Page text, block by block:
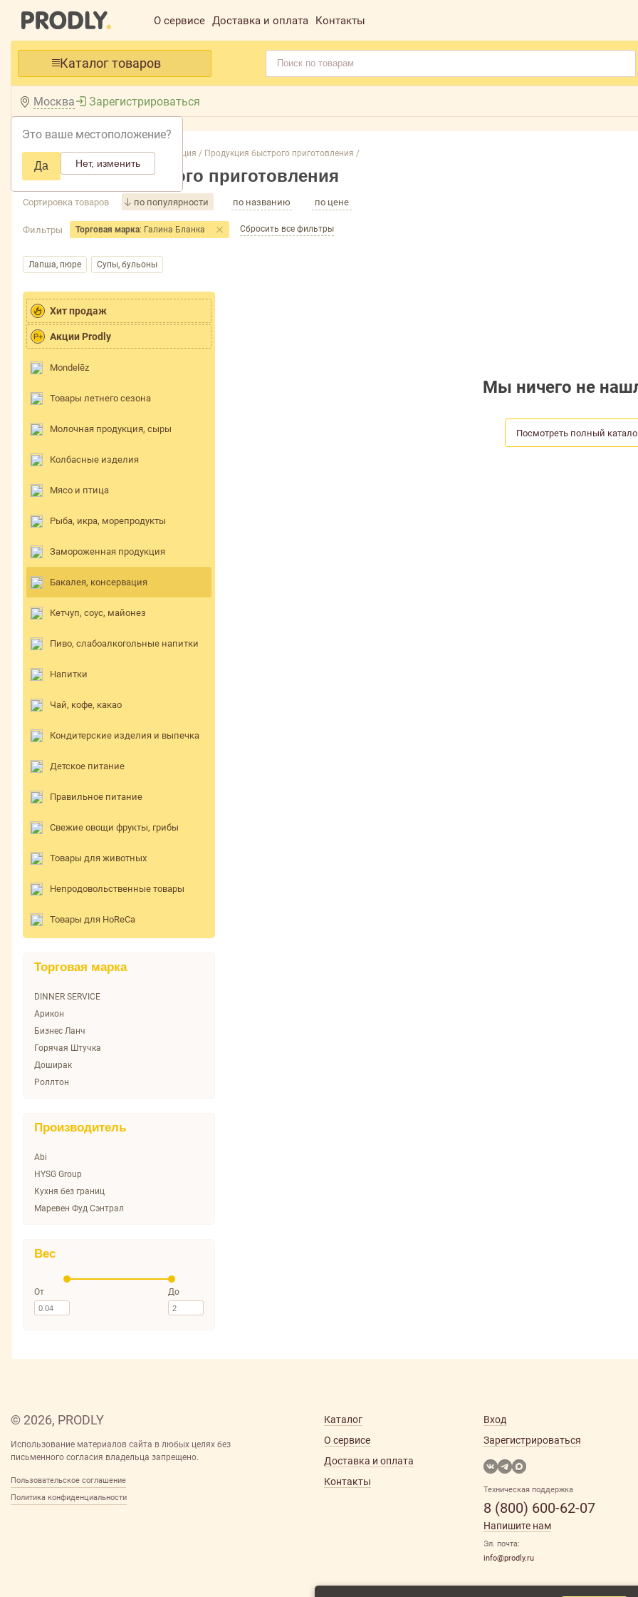
О сервисе Доставка и оплата Контакты
Каталог товаров
Москва
Это ваше местоположение?
Да Нет, изменить
Зарегистрироваться
Главная /Каталог /Бакалея, консервация / Продукция быстрого приготовления /
Продукция быстрого приготовления
Сортировка товаров по популярности по названию по цене
Фильтры Торговая марка: Галина Бланка Сбросить все фильтры
Лапша, пюре Супы, бульоны
Хит продаж
P+ Акции Prodly
Mondelēz
Товары летнего сезона
Молочная продукция, сыры
Колбасные изделия
Мясо и птица
Рыба, икра, морепродукты
Замороженная продукция
Бакалея, консервация
Кетчуп, соус, майонез
Пиво, слабоалкогольные напитки
Напитки
Чай, кофе, какао
Кондитерские изделия и выпечка
Детское питание
Правильное питание
Свежие овощи фрукты, грибы
Товары для животных
Непродовольственные товары
Товары для HoReCa
Торговая марка
DINNER SERVICE
Арикон
Бизнес Ланч
Горячая Штучка
Доширак
Роллтон
Производитель
Abi
HYSG Group
Кухня без границ
Маревен Фуд Сэнтрал
Вес
От До
Мы ничего не
Посмотреть полный
© 2026, PRODLY
Использование материалов сайта в любых целях без
письменного согласия владельца запрещено.
Пользовательское соглашение
Политика конфиденциальности
Каталог
О сервисе
Доставка и оплата
Контакты
Вход
Зарегистрироваться
Техническая поддержка
8 (800) 600-62-07
Напишите нам
Эл. почта:
info@prodly.ru